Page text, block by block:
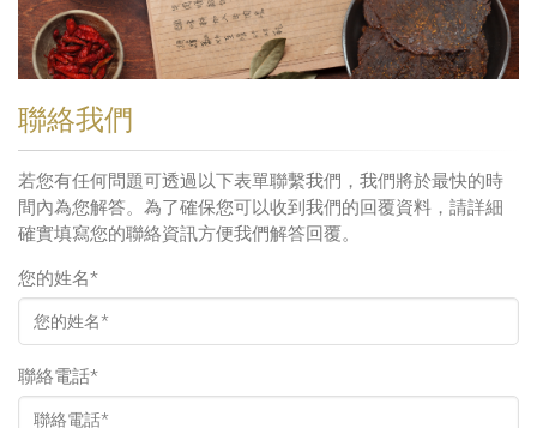
聯絡我們
若您有任何問題可透過以下表單聯繫我們，我們將於最快的時
間內為您解答。為了確保您可以收到我們的回覆資料，請詳細
確實填寫您的聯絡資訊方便我們解答回覆。
您的姓名*
聯絡電話*